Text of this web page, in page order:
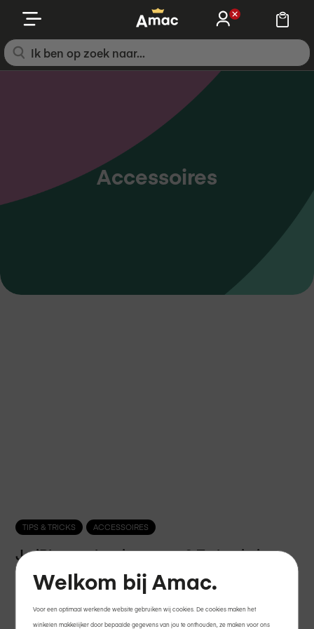
naar
de
inhoud
Accessoires
TIPS & TRICKS ACCESSOIRES
Je iPhone als reiscamera? Zo leg je je
mooiste momenten vast met ShiftCam.
Welkom bij Amac.
Voor een optimaal werkende website gebruiken wij cookies. De cookies maken het
winkelen makkelijker door bepaalde gegevens van jou te onthouden, ze maken voor ons